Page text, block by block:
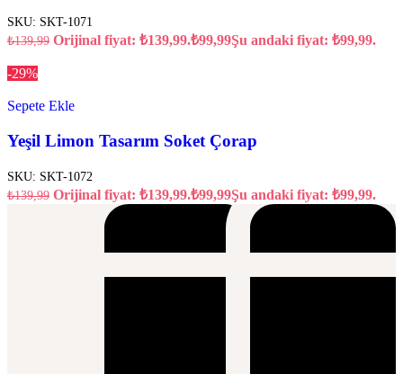
SKU: SKT-1071
₺139,99 Orijinal fiyat: ₺139,99.₺99,99Şu andaki fiyat: ₺99,99.
-29%
Sepete Ekle
Yeşil Limon Tasarım Soket Çorap
SKU: SKT-1072
₺139,99 Orijinal fiyat: ₺139,99.₺99,99Şu andaki fiyat: ₺99,99.